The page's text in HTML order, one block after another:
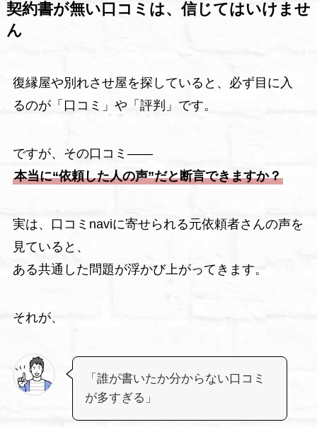
契約書が無い口コミは、信じてはいけませ
ん
復縁屋や別れさせ屋を探していると、必ず目に入
るのが「口コミ」や「評判」です。
ですが、その口コミ――
本当に“依頼した人の声”だと断言できますか？
実は、口コミnaviに寄せられる元依頼者さんの声を
見ていると、
ある共通した問題が浮かび上がってきます。
それが、
「誰が書いたか分からない口コミ
が多すぎる」